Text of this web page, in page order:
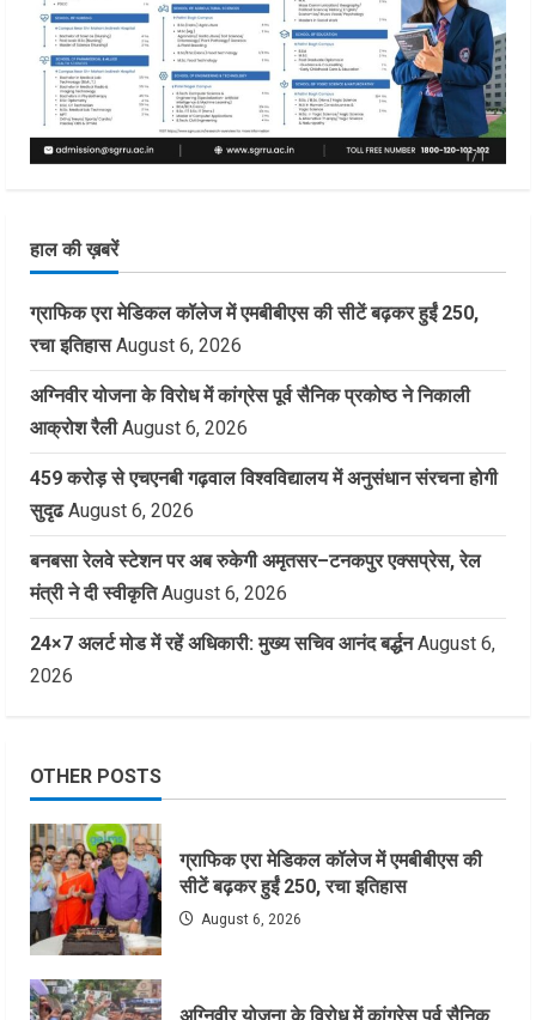
हाल की ख़बरें
ग्राफिक एरा मेडिकल कॉलेज में एमबीबीएस की सीटें बढ़कर हुईं 250,
रचा इतिहास August 6, 2026
अग्निवीर योजना के विरोध में कांग्रेस पूर्व सैनिक प्रकोष्ठ ने निकाली
आक्रोश रैली August 6, 2026
459 करोड़ से एचएनबी गढ़वाल विश्वविद्यालय में अनुसंधान संरचना होगी
सुदृढ August 6, 2026
बनबसा रेलवे स्टेशन पर अब रुकेगी अमृतसर–टनकपुर एक्सप्रेस, रेल
मंत्री ने दी स्वीकृति August 6, 2026
24×7 अलर्ट मोड में रहें अधिकारी: मुख्य सचिव आनंद बर्द्धन August 6,
2026
OTHER POSTS
ग्राफिक एरा मेडिकल कॉलेज में एमबीबीएस की
सीटें बढ़कर हुईं 250, रचा इतिहास
August 6, 2026